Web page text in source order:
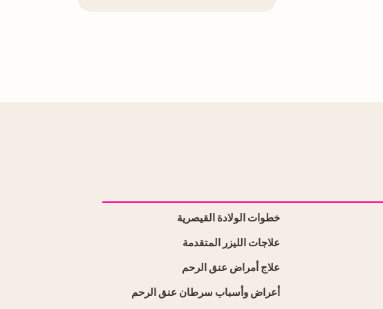
خطوات الولادة القيصرية
علاجات الليزر المتقدمة
علاج أمراض عنق الرحم
أعراض وأسباب سرطان عنق الرحم